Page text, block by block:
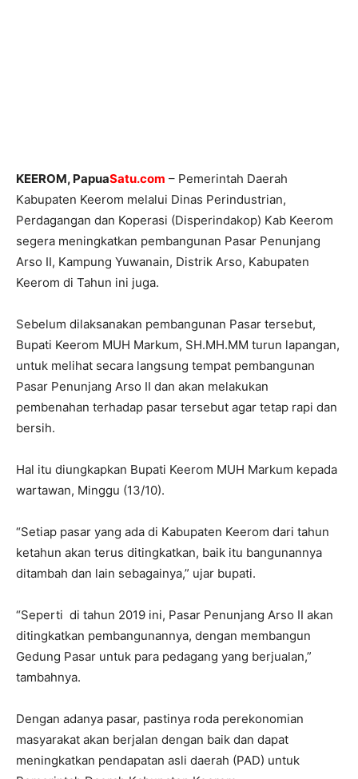
KEEROM, PapuaSatu.com – Pemerintah Daerah
Kabupaten Keerom melalui Dinas Perindustrian,
Perdagangan dan Koperasi (Disperindakop) Kab Keerom
segera meningkatkan pembangunan Pasar Penunjang
Arso II, Kampung Yuwanain, Distrik Arso, Kabupaten
Keerom di Tahun ini juga.
Sebelum dilaksanakan pembangunan Pasar tersebut,
Bupati Keerom MUH Markum, SH.MH.MM turun lapangan,
untuk melihat secara langsung tempat pembangunan
Pasar Penunjang Arso II dan akan melakukan
pembenahan terhadap pasar tersebut agar tetap rapi dan
bersih.
Hal itu diungkapkan Bupati Keerom MUH Markum kepada
wartawan, Minggu (13/10).
“Setiap pasar yang ada di Kabupaten Keerom dari tahun
ketahun akan terus ditingkatkan, baik itu bangunannya
ditambah dan lain sebagainya,” ujar bupati.
“Seperti di tahun 2019 ini, Pasar Penunjang Arso II akan
ditingkatkan pembangunannya, dengan membangun
Gedung Pasar untuk para pedagang yang berjualan,”
tambahnya.
Dengan adanya pasar, pastinya roda perekonomian
masyarakat akan berjalan dengan baik dan dapat
meningkatkan pendapatan asli daerah (PAD) untuk